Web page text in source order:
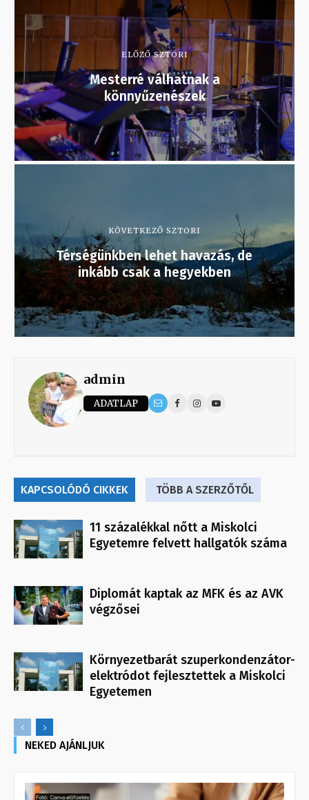
ELŐZŐ SZTORI
Mesterré válhatnak a
könnyűzenészek
KÖVETKEZŐ SZTORI
Térségünkben lehet havazás, de
inkább csak a hegyekben
admin
ADATLAP
KAPCSOLÓDÓ CIKKEK TÖBB A SZERZŐTŐL
11 százalékkal nőtt a Miskolci
Egyetemre felvett hallgatók száma
Diplomát kaptak az MFK és az AVK
végzősei
Környezetbarát szuperkondenzátor-
elektródot fejlesztettek a Miskolci
Egyetemen
NEKED AJÁNLJUK